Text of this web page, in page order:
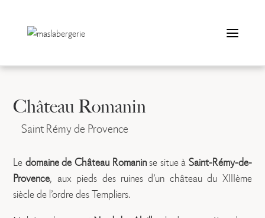
contenu
Château Romanin
Saint Rémy de Provence
Le domaine de Château Romaninse situe à Saint-Rémy-de-
Provence, aux pieds des ruines d’un château du XIIIème
siècle de l’ordre des Templiers.